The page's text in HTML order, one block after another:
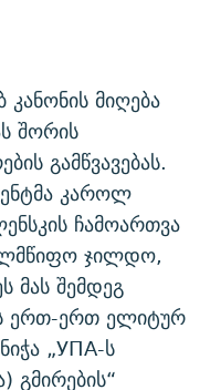
კანონის მიღება
შორის
გამწვავებას.
კაროლ
ჩამოართვა
ჯილდო,
მას შემდეგ
ერთ-ერთ ელიტურ
„УПА-ს
გმირების“